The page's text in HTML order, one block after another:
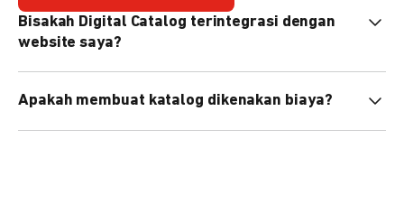
Bisakah Digital Catalog terintegrasi dengan
website saya?
atau menyematkan QR code di website Anda.
Apakah membuat katalog dikenakan biaya?